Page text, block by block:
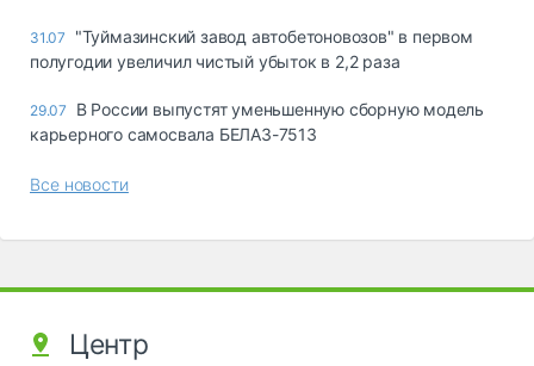
31.07
"Туймазинский завод автобетоновозов" в первом
полугодии увеличил чистый убыток в 2,2 раза
29.07
В России выпустят уменьшенную сборную модель
карьерного самосвала БЕЛАЗ-7513
Все новости
Центр